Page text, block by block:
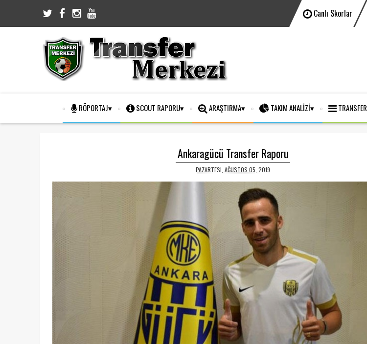
Canlı Skorlar
RÖPORTAJ SCOUT RAPORU ARAŞTIRMA TAKIM ANALİZİ TRANSFER
Ankaragücü Transfer Raporu
PAZARTESI, AĞUSTOS 05, 2019